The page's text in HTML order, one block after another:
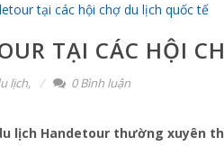
tại các hội chợ du lịch quốc tế
TẠI CÁC HỘI
lịch, 0 Bình luận
lịch Handetour thường xuyên